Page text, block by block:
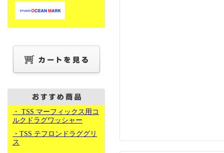
・ TSS マーフィックス用コ
ルクドラグワッシャー
・TSS テフロンドラググリ
ス